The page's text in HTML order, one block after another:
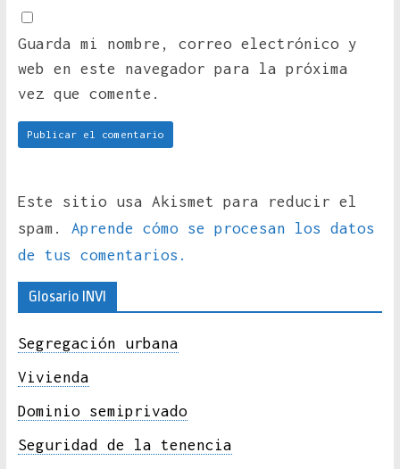
Guarda mi nombre, correo electrónico y
web en este navegador para la próxima
vez que comente.
Este sitio usa Akismet para reducir el
spam. Aprende cómo se procesan los datos
de tus comentarios.
Glosario INVI
Segregación urbana
Vivienda
Dominio semiprivado
Seguridad de la tenencia